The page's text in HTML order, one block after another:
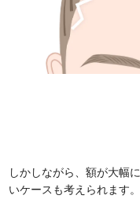
しかしながら、額が大幅
いケースも考えられます。